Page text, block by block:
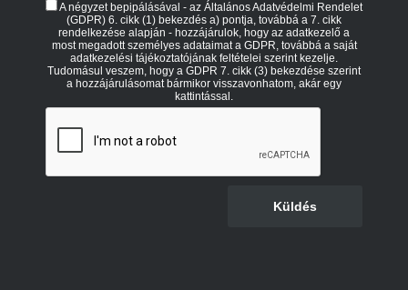
A négyzet bepipálásával - az Általános Adatvédelmi Rendelet
(GDPR) 6. cikk (1) bekezdés a) pontja, továbbá a 7. cikk
rendelkezése alapján - hozzájárulok, hogy az adatkezelő a
most megadott személyes adataimat a GDPR, továbbá a saját
adatkezelési tájékoztatójának feltételei szerint kezelje.
Tudomásul veszem, hogy a GDPR 7. cikk (3) bekezdése szerint
a hozzájárulásomat bármikor visszavonhatom, akár egy
kattintással.
Küldés